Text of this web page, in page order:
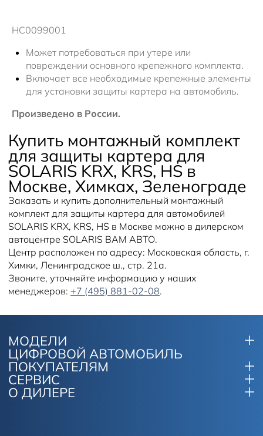
HC0099001
Может потребоваться при утере или
повреждении основного крепежного комплекта.
Включает все необходимые крепежные элементы
для установки защиты картера на автомобиль.
Произведено в России.
Купить монтажный комплект
для защиты картера для
SOLARIS KRX, KRS, HS в
Москве, Химках, Зеленограде
Заказать и купить дополнительный монтажный
комплект для защиты картера для автомобилей
SOLARIS KRX, KRS, HS в Москве можно в дилерском
автоцентре SOLARIS ВАМ АВТО.
Центр расположен по адресу: Московская область, г.
Химки, Ленинградское ш., стр. 21а.
Звоните, уточняйте информацию у наших
менеджеров: +7 (495) 881-02-08.
МОДЕЛИ
ЦИФРОВОЙ АВТОМОБИЛЬ
ПОКУПАТЕЛЯМ
СЕРВИС
О ДИЛЕРЕ